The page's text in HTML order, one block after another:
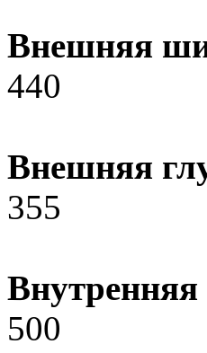
Внешняя
440
Внешняя
355
500